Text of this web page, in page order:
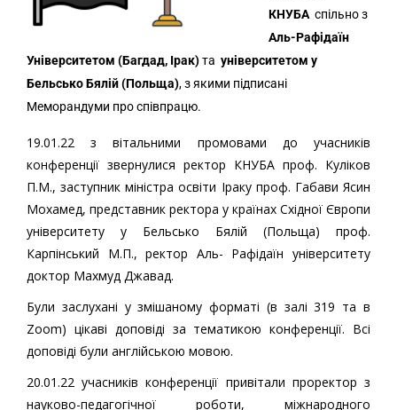
КНУБАспільно з
Аль-Рафідаїн
Університетом (Багдад, Ірак)та університетом у
Бельсько Бялій (Польща), з якими підписані
Меморандуми про співпрацю.
19.01.22 з вітальними промовами до учасників
конференції звернулися ректор КНУБА проф. Куліков
П.М., заступник міністра освіти Іраку проф. Габави Ясин
Мохамед, представник ректора у країнах Східної Європи
університету у Бельсько Бялій (Польща) проф.
Карпінський М.П., ректор Аль- Рафідаїн університету
доктор Махмуд Джавад.
Були заслухані у змішаному форматі (в залі 319 та в
Zoom) цікаві доповіді за тематикою конференції. Всі
доповіді були англійською мовою.
20.01.22 учасників конференції привітали проректор з
науково-педагогічної роботи, міжнародного